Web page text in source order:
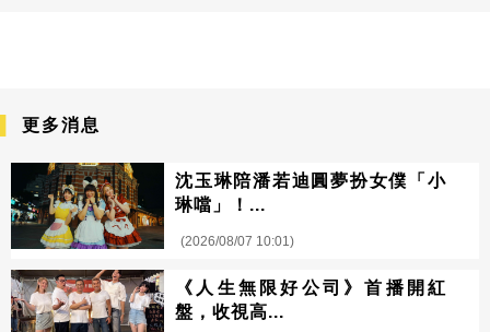
更多消息
沈玉琳陪潘若迪圓夢扮女僕「小
琳噹」！...
(2026/08/07 10:01)
《人生無限好公司》首播開紅
盤，收視高...